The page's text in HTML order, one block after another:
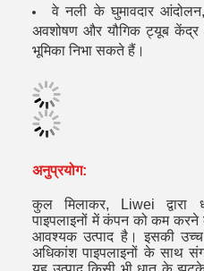
वे नली के घुमावदार
अवशोषण और यौगिक ट्यूब केंद्र
भूमिका निभा सकते हैं।
अनुप्रयोग:
कुल मिलाकर, Liwei द्वारा
पाइपलाइनों में कंपन को कम
आवश्यक उत्पाद है। इसकी उच्च
अधिकांश पाइपलाइनों के साथ